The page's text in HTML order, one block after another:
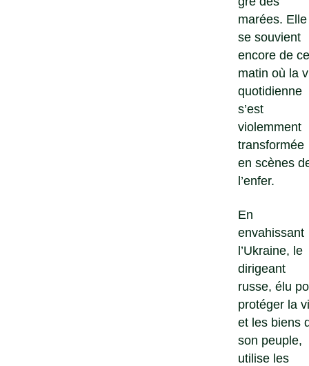
marées. Elle
se souvient
encore de ce
matin où la
quotidienne
s’est
violemment
transformée
en scènes
l’enfer.
En
envahissant
l’Ukraine, le
dirigeant
russe, élu
protéger la
et les biens
son peuple,
utilise les